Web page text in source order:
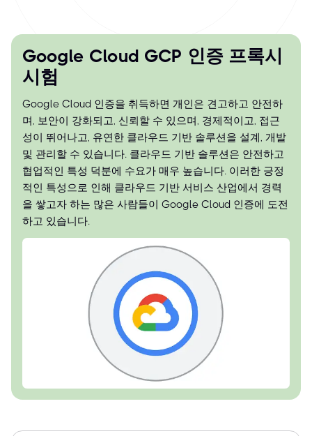
Google Cloud GCP 인증 프록시
시험
Google Cloud 인증을 취득하면 개인은 견고하고 안전하
며, 보안이 강화되고, 신뢰할 수 있으며, 경제적이고, 접근
성이 뛰어나고, 유연한 클라우드 기반 솔루션을 설계, 개발
및 관리할 수 있습니다. 클라우드 기반 솔루션은 안전하고
협업적인 특성 덕분에 수요가 매우 높습니다. 이러한 긍정
적인 특성으로 인해 클라우드 기반 서비스 산업에서 경력
을 쌓고자 하는 많은 사람들이 Google Cloud 인증에 도전
하고 있습니다.